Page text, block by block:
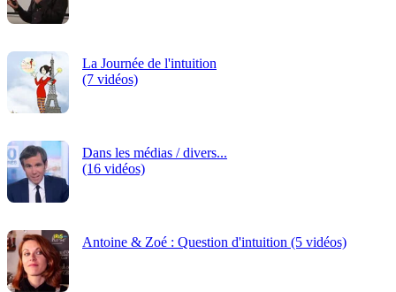
La Journée de l'intuition
(7 vidéos)
Dans les médias / divers...
(16 vidéos)
Antoine & Zoé : Question d'intuition (5 vidéos)